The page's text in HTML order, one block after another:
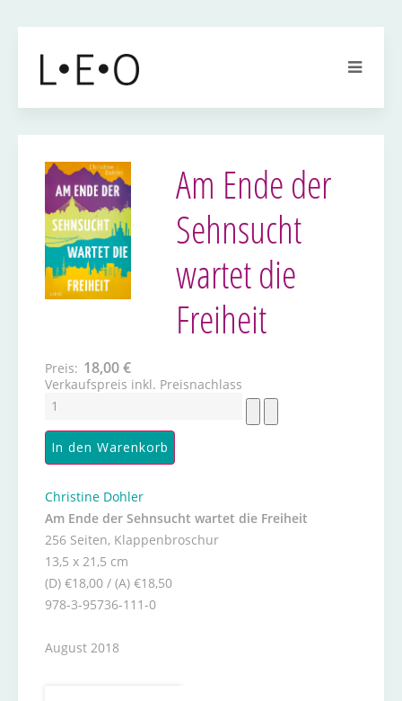
Am Ende der
Sehnsucht
wartet die
Freiheit
Preis: 18,00 €
Verkaufspreis inkl. Preisnachlass
Christine Dohler
Am Ende der Sehnsucht wartet die Freiheit
256 Seiten, Klappenbroschur
13,5 x 21,5 cm
(D) €18,00 / (A) €18,50
978-3-95736-111-0
August 2018